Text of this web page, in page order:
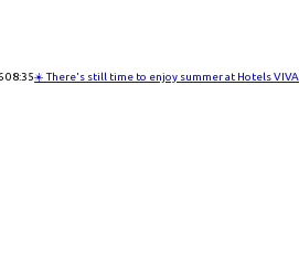
08:35☀️ There's still time to enjoy summer at Hotels VIVA